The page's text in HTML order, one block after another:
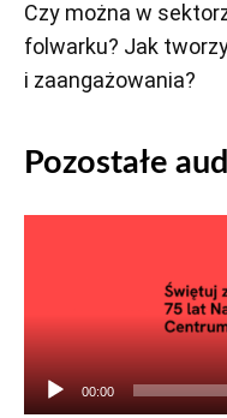
Czy można w
folwarku? Jak
i zaangażowania?
Pozostałe
00:00